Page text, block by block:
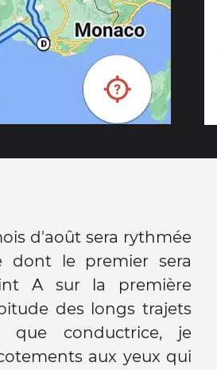
d'août sera rythmée
dont le premier sera
A sur la première
des longs trajets
conductrice, je
aux yeux qui